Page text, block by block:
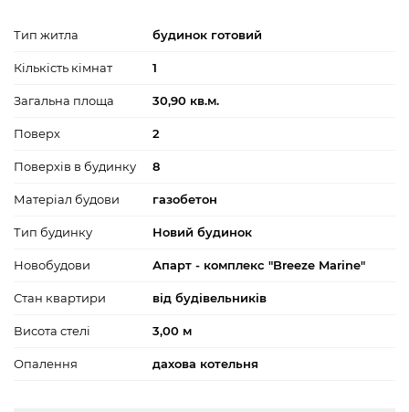
Тип житла будинок готовий
Кількість кімнат 1
Загальна площа 30,90 кв.м.
Поверх 2
Поверхів в будинку 8
Матеріал будови газобетон
Тип будинку Новий будинок
Новобудови Апарт - комплекс "Breeze Marine"
Стан квартири від будівельників
Висота стелі 3,00 м
Опалення дахова котельня